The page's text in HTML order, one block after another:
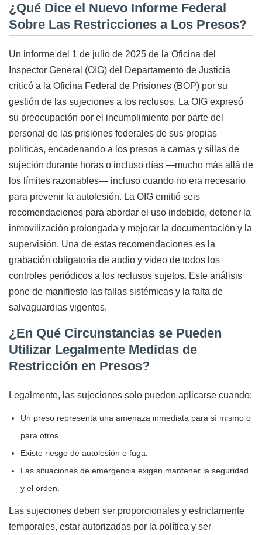
¿Qué Dice el Nuevo Informe Federal
Sobre Las Restricciones a Los Presos?
Un informe del 1 de julio de 2025 de la Oficina del
Inspector General (OIG) del Departamento de Justicia
criticó a la Oficina Federal de Prisiones (BOP) por su
gestión de las sujeciones a los reclusos. La OIG expresó
su preocupación por el incumplimiento por parte del
personal de las prisiones federales de sus propias
políticas, encadenando a los presos a camas y sillas de
sujeción durante horas o incluso días —mucho más allá de
los límites razonables— incluso cuando no era necesario
para prevenir la autolesión. La OIG emitió seis
recomendaciones para abordar el uso indebido, detener la
inmovilización prolongada y mejorar la documentación y la
supervisión. Una de estas recomendaciones es la
grabación obligatoria de audio y video de todos los
controles periódicos a los reclusos sujetos. Este análisis
pone de manifiesto las fallas sistémicas y la falta de
salvaguardias vigentes.
¿En Qué Circunstancias se Pueden
Utilizar Legalmente Medidas de
Restricción en Presos?
Legalmente, las sujeciones solo pueden aplicarse cuando:
Un preso representa una amenaza inmediata para sí mismo o
para otros.
Existe riesgo de autolesión o fuga.
Las situaciones de emergencia exigen mantener la seguridad
y el orden.
Las sujeciones deben ser proporcionales y estrictamente
temporales, estar autorizadas por la política y ser